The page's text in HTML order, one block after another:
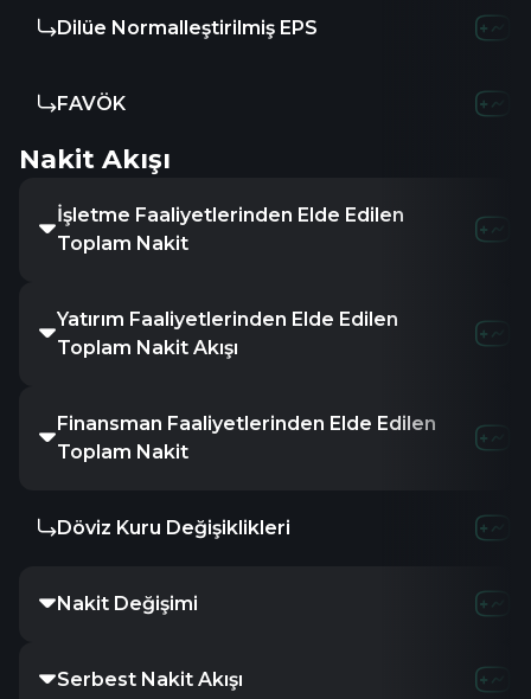
Dilüe Normalleştirilmiş EPS
FAVÖK
Nakit Akışı
İşletme Faaliyetlerinden Elde Edilen
Toplam Nakit
Yatırım Faaliyetlerinden Elde Edilen
Toplam Nakit Akışı
Finansman Faaliyetlerinden Elde Edilen
Toplam Nakit
Döviz Kuru Değişiklikleri
Nakit Değişimi
Serbest Nakit Akışı